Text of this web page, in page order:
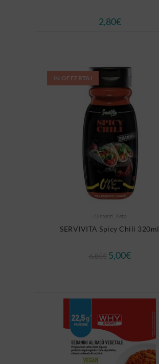
2,80€
IN OFFERTA!
Alimenti Keto
SERVIVITA Spicy Chili 320ml
5,00€